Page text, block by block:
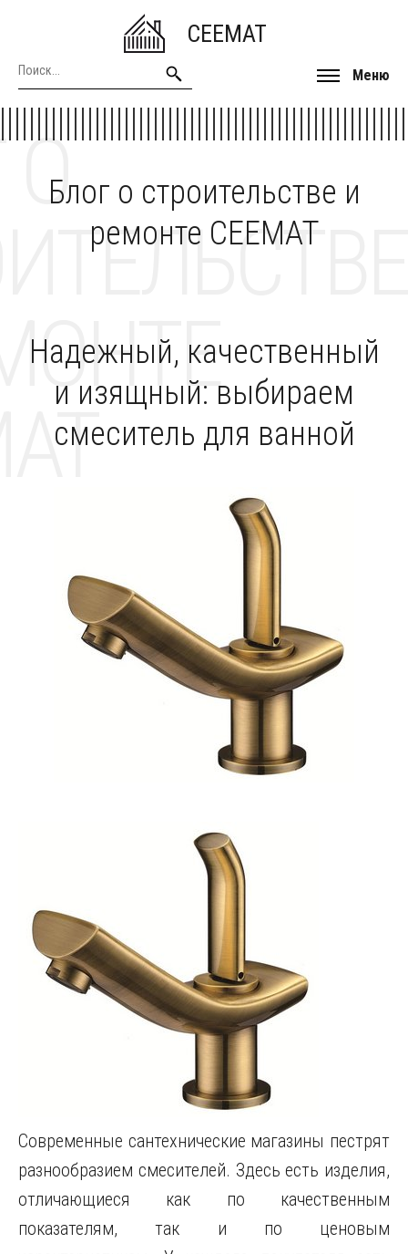
CEEMAT
Меню
Блог о строительстве и
ремонте CEEMAT
О
Надежный, качественный
и изящный: выбираем
смеситель для ванной
Современные сантехнические магазины пестрят
разнообразием смесителей. Здесь есть изделия,
отличающиеся как по качественным
показателям, так и по ценовым